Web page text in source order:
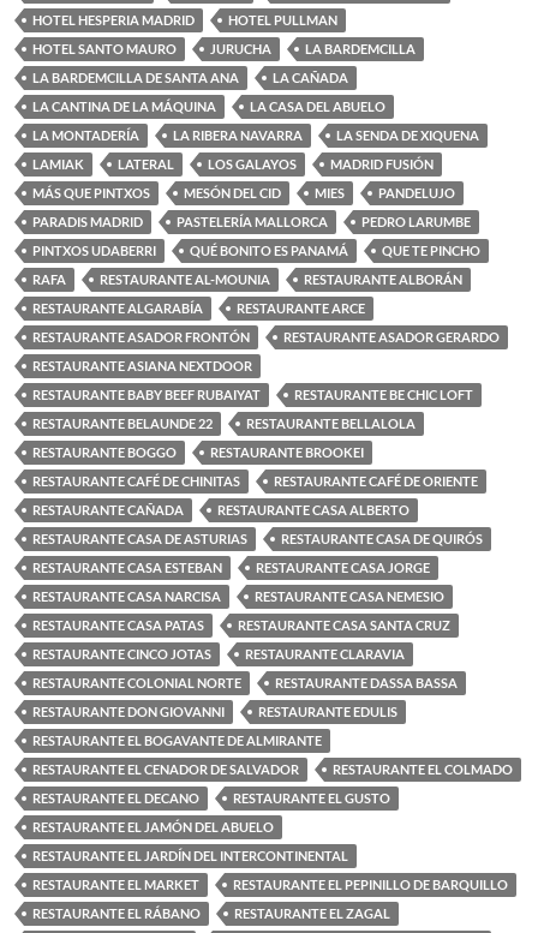
HOTEL HESPERIA MADRID
HOTEL PULLMAN
HOTEL SANTO MAURO
JURUCHA
LA BARDEMCILLA
LA BARDEMCILLA DE SANTA ANA
LA CAÑADA
LA CANTINA DE LA MÁQUINA
LA CASA DEL ABUELO
LA MONTADERÍA
LA RIBERA NAVARRA
LA SENDA DE XIQUENA
LAMIAK
LATERAL LOS GALAYOS
MADRID FUSIÓN
MÁS QUE PINTXOS
MESÓN DEL CID MIES
PANDELUJO
PARADIS MADRID
PASTELERÍA MALLORCA
PEDRO LARUMBE
PINTXOS UDABERRI
QUÉ BONITO ES PANAMÁ
QUE TE PINCHO
RAFA
RESTAURANTE AL-MOUNIA
RESTAURANTE ALBORÁN
RESTAURANTE ALGARABÍA
RESTAURANTE ARCE
RESTAURANTE ASADOR FRONTÓN
RESTAURANTE ASADOR GERARDO
RESTAURANTE ASIANA NEXTDOOR
RESTAURANTE BABY BEEF RUBAIYAT
RESTAURANTE BE CHIC LOFT
RESTAURANTE BELAUNDE 22
RESTAURANTE BELLALOLA
RESTAURANTE BOGGO
RESTAURANTE BROOKEI
RESTAURANTE CAFÉ DE CHINITAS
RESTAURANTE CAFÉ DE ORIENTE
RESTAURANTE CAÑADA
RESTAURANTE CASA ALBERTO
RESTAURANTE CASA DE ASTURIAS
RESTAURANTE CASA DE QUIRÓS
RESTAURANTE CASA ESTEBAN
RESTAURANTE CASA JORGE
RESTAURANTE CASA NARCISA
RESTAURANTE CASA NEMESIO
RESTAURANTE CASA PATAS
RESTAURANTE CASA SANTA CRUZ
RESTAURANTE CINCO JOTAS
RESTAURANTE CLARAVIA
RESTAURANTE COLONIAL NORTE
RESTAURANTE DASSA BASSA
RESTAURANTE DON GIOVANNI
RESTAURANTE EDULIS
RESTAURANTE EL BOGAVANTE DE ALMIRANTE
RESTAURANTE EL CENADOR DE SALVADOR
RESTAURANTE EL COLMADO
RESTAURANTE EL DECANO
RESTAURANTE EL GUSTO
RESTAURANTE EL JAMÓN DEL ABUELO
RESTAURANTE EL JARDÍN DEL INTERCONTINENTAL
RESTAURANTE EL MARKET
RESTAURANTE EL PEPINILLO DE BARQUILLO
RESTAURANTE EL RÁBANO
RESTAURANTE EL ZAGAL